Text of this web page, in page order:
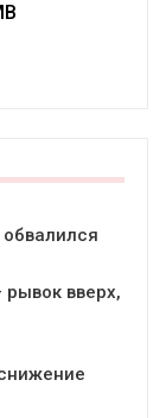
рывок вверх,